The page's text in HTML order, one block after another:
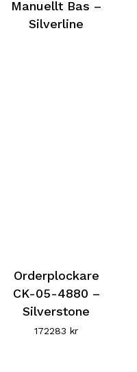
Manuellt Bas –
Silverline
Orderplockare
CK-05-4880 –
Silverstone
172283kr